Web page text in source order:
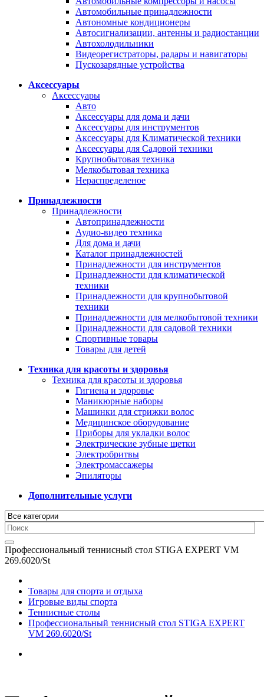
Автомобильные принадлежности
Автономные кондиционеры
Автосигнализации, антенны и радиостанции
Автохолодильники
Видеорегистраторы, радары и навигаторы
Пускозарядные устройства
Аксессуары
Аксессуары
Авто
Аксессуары для дома и дачи
Аксессуары для инструментов
Аксессуары для Климатической техники
Аксессуары для Садовой техники
Крупнобытовая техника
Мелкобытовая техника
Нераспределеное
Принадлежности
Принадлежности
Автопринадлежности
Аудио-видео техника
Для дома и дачи
Каталог принадлежностей
Принадлежности для инструментов
Принадлежности для климатической
техники
Принадлежности для крупнобытовой
техники
Принадлежности для мелкобытовой техники
Принадлежности для садовой техники
Спортивные товары
Товары для детей
Техника для красоты и здоровья
Техника для красоты и здоровья
Гигиена и здоровье
Маникюрные наборы
Машинки для стрижки волос
Медицинское оборудование
Приборы для укладки волос
Электрические зубные щетки
Электробритвы
Электромассажеры
Эпиляторы
Дополнительные услуги
Профессиональный теннисный стол STIGA EXPERT VM
269.6020/St
Товары для спорта и отдыха
Игровые виды спорта
Теннисные столы
Профессиональный теннисный стол STIGA EXPERT
VM 269.6020/St